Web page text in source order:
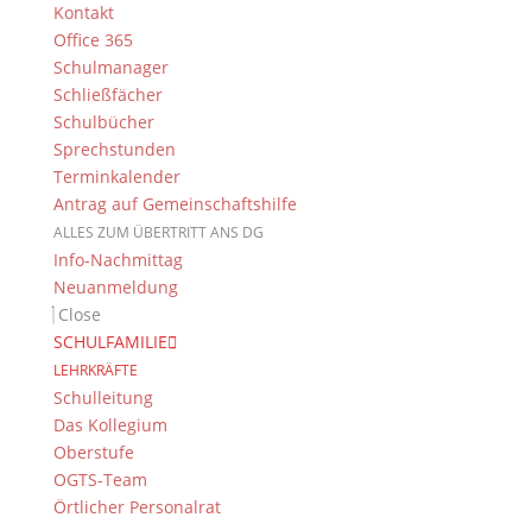
Kontakt
Office 365
Schulmanager
Schließfächer
Schulbücher
Sprechstunden
Terminkalender
Antrag auf Gemeinschaftshilfe
ALLES ZUM ÜBERTRITT ANS DG
Info-Nachmittag
Neuanmeldung
Close
SCHULFAMILIE
LEHRKRÄFTE
Schulleitung
Das Kollegium
Oberstufe
OGTS-Team
Örtlicher Personalrat
Gewicht verliehen. Seit Jahrzehnten gibt es am
Dientzenhofer-Gymnasium viele sehr gute Sportler
und Sportlerinnen, die an einer Vielzahl von außer-
und innerschulischen Sportwettkämpfen teilnehmen
und dort beeindruckende Leistungen erzielen. Es
kommt nicht von ungefähr, dass das DG bereits
achtmal Bundessieger bei „Jugend trainiert für
Olympia“ war und sage und schreibe über 100
Landestitel erkämpfte.
Wir möchten an unserer Schule besonders
talentierten jungen Sportlern es ermöglichen,
leistungsorientiertes, intensives Training mit der
Ausbildung an unserem Gymnasium zu verbinden.
Dazu versuchen wir diesen Schülern und
Schülerinnen innerhalb des Schulalltags neben
optimalen Förderbedingungen auch die Möglichkeit
schaffen zusätzlich trainieren zu können. Unterricht
und Training, Stundenplan und individuelle
Trainingsanforderungen werden aufeinander